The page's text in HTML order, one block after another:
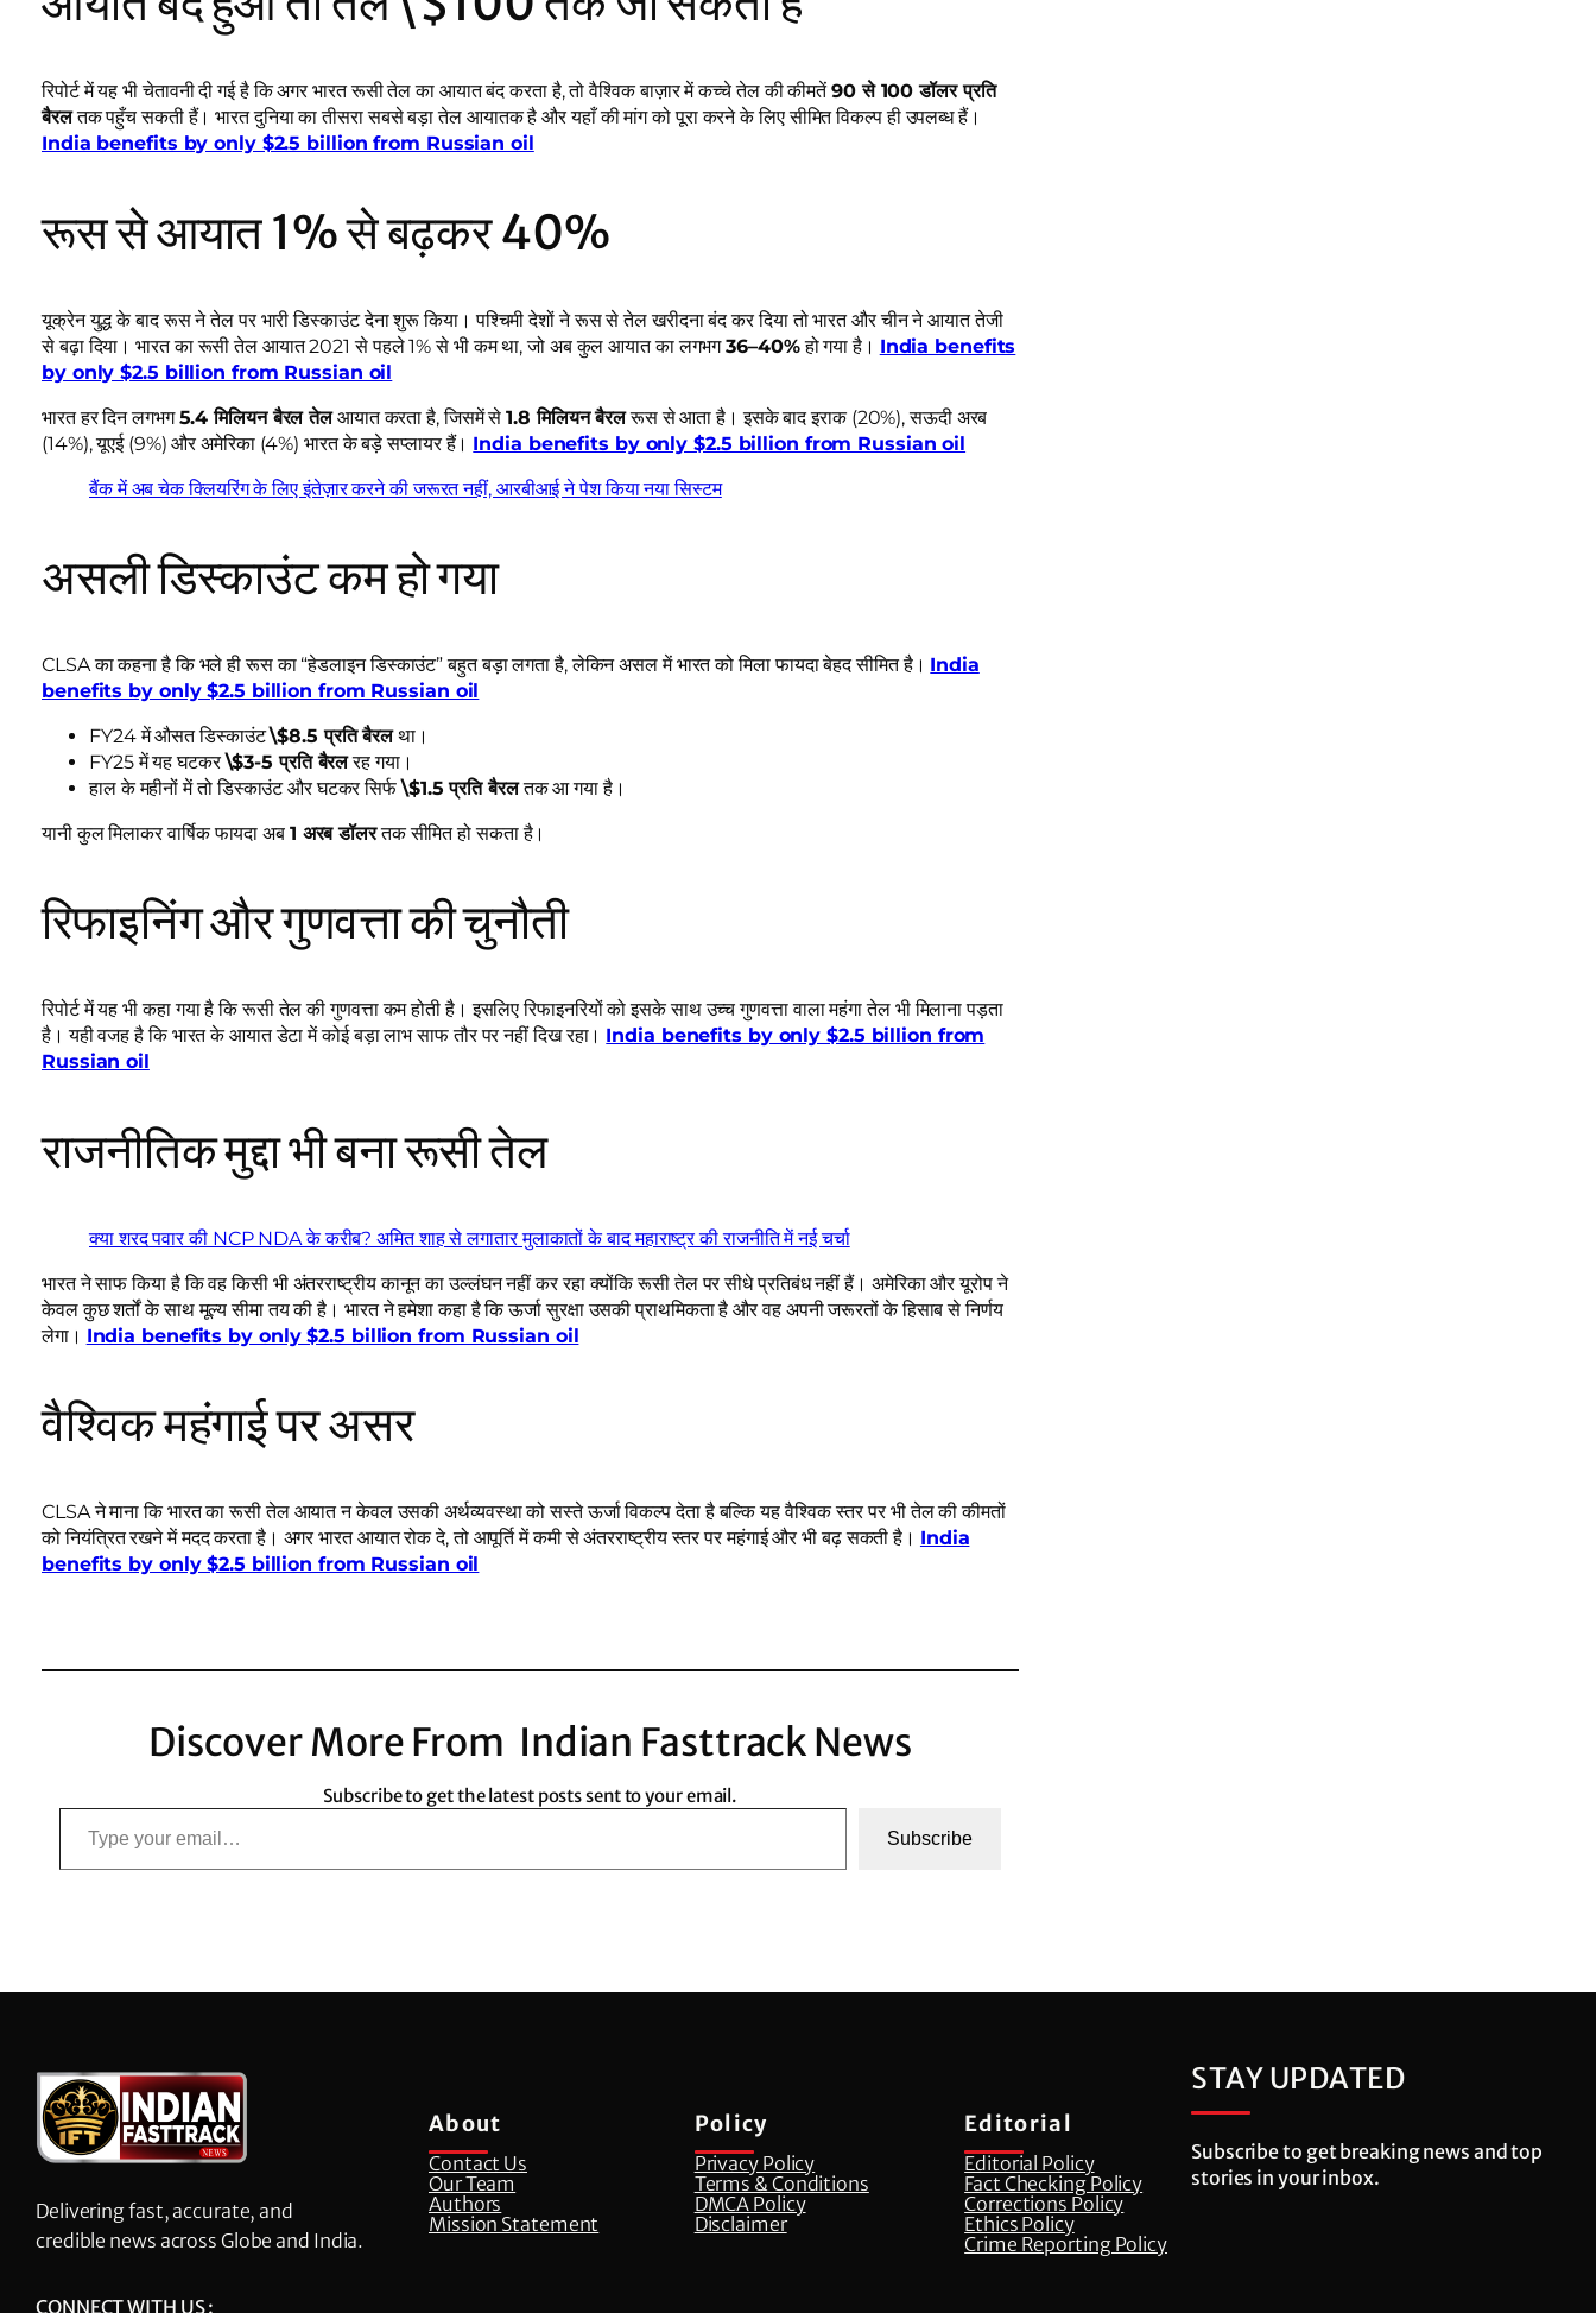
रिपोर्ट में यह भी चेतावनी दी गई है कि अगर भारत रूसी तेल का आयात बंद करता है, तो वैश्विक बाज़ार में कच्चे तेल की कीमतें90 से 100 डॉलर प्रति
बैरलतक पहुँच सकती हैं। भारत दुनिया का तीसरा सबसे बड़ा तेल आयातक है और यहाँ की मांग को पूरा करने के लिए सीमित विकल्प ही उपलब्ध हैं।
India benefits by only $2.5 billion from Russian oil
रूस से आयात 1% से बढ़कर 40%
यूक्रेन युद्ध के बाद रूस ने तेल पर भारी डिस्काउंट देना शुरू किया। पश्चिमी देशों ने रूस से तेल खरीदना बंद कर दिया तो भारत और चीन ने आयात तेजी
से बढ़ा दिया। भारत का रूसी तेल आयात 2021 से पहले 1% से भी कम था, जो अब कुल आयात का लगभग36–40%हो गया है। India benefits
by only $2.5 billion from Russian oil
भारत हर दिन लगभग5.4 मिलियन बैरल तेलआयात करता है, जिसमें से1.8 मिलियन बैरलरूस से आता है। इसके बाद इराक (20%), सऊदी अरब
(14%), यूएई (9%) और अमेरिका (4%) भारत के बड़े सप्लायर हैं। India benefits by only $2.5 billion from Russian oil
बैंक में अब चेक क्लियरिंग के लिए इंतेज़ार करने की जरूरत नहीं, आरबीआई ने पेश किया नया सिस्टम
असली डिस्काउंट कम हो गया
CLSA का कहना है कि भले ही रूस का “हेडलाइन डिस्काउंट” बहुत बड़ा लगता है, लेकिन असल में भारत को मिला फायदा बेहद सीमित है। India
benefits by only $2.5 billion from Russian oil
FY24 में औसत डिस्काउंट\$8.5 प्रति बैरलथा।
FY25 में यह घटकर\$3-5 प्रति बैरलरह गया।
हाल के महीनों में तो डिस्काउंट और घटकर सिर्फ\$1.5 प्रति बैरलतक आ गया है।
यानी कुल मिलाकर वार्षिक फायदा अब 1 अरब डॉलरतक सीमित हो सकता है।
रिफाइनिंग और गुणवत्ता की चुनौती
रिपोर्ट में यह भी कहा गया है कि रूसी तेल की गुणवत्ता कम होती है। इसलिए रिफाइनरियों को इसके साथ उच्च गुणवत्ता वाला महंगा तेल भी मिलाना पड़ता
है। यही वजह है कि भारत के आयात डेटा में कोई बड़ा लाभ साफ तौर पर नहीं दिख रहा। India benefits by only $2.5 billion from
Russian oil
राजनीतिक मुद्दा भी बना रूसी तेल
क्या शरद पवार की NCP NDA के करीब? अमित शाह से लगातार मुलाकातों के बाद महाराष्ट्र की राजनीति में नई चर्चा
भारत ने साफ किया है कि वह किसी भी अंतरराष्ट्रीय कानून का उल्लंघन नहीं कर रहा क्योंकि रूसी तेल पर सीधे प्रतिबंध नहीं हैं। अमेरिका और यूरोप ने
केवल कुछ शर्तों के साथ मूल्य सीमा तय की है। भारत ने हमेशा कहा है कि ऊर्जा सुरक्षा उसकी प्राथमिकता है और वह अपनी जरूरतों के हिसाब से निर्णय
लेगा। India benefits by only $2.5 billion from Russian oil
वैश्विक महंगाई पर असर
CLSA ने माना कि भारत का रूसी तेल आयात न केवल उसकी अर्थव्यवस्था को सस्ते ऊर्जा विकल्प देता है बल्कि यह वैश्विक स्तर पर भी तेल की कीमतों
को नियंत्रित रखने में मदद करता है। अगर भारत आयात रोक दे, तो आपूर्ति में कमी से अंतरराष्ट्रीय स्तर पर महंगाई और भी बढ़ सकती है। India
benefits by only $2.5 billion from Russian oil
Discover More From Indian Fasttrack News
Subscribe to get the latest posts sent to your email.
Type your email…
Subscribe
Delivering fast, accurate, and
credible news across Globe and India.
CONNECT WITH US :
About
Contact Us
Our Team
Authors
Mission Statement
Policy
Privacy Policy
Terms & Conditions
DMCA Policy
Disclaimer
Editorial
Editorial Policy
Fact Checking Policy
Corrections Policy
⁠Ethics Policy
Crime Reporting Policy
STAY UPDATED
Subscribe to get breaking news and top
stories in your inbox.